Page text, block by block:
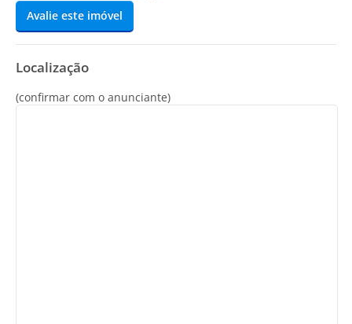
Avalie este imóvel
Localização
(confirmar com o anunciante)